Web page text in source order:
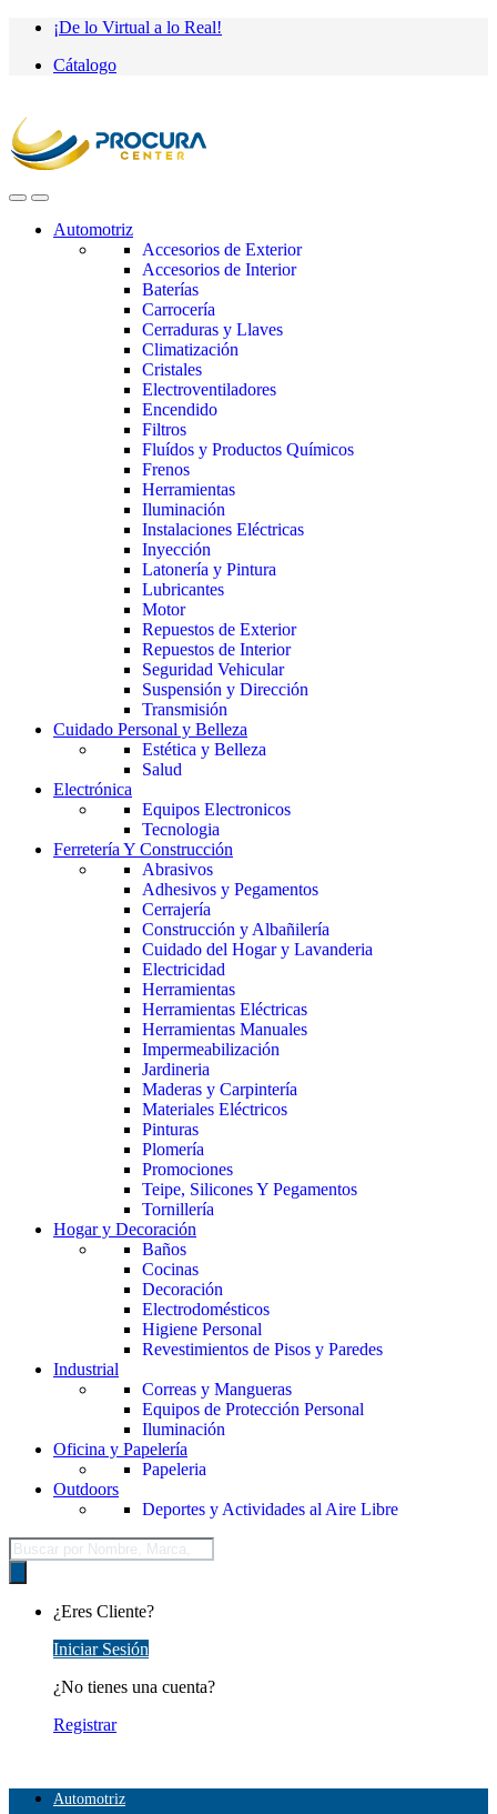
Saltar
navegación
saltar
contenido
¡De lo Virtual a lo Real!
Cátalogo
Automotriz
Accesorios de Exterior
Accesorios de Interior
Baterías
Carrocería
Cerraduras y Llaves
Climatización
Cristales
Electroventiladores
Encendido
Filtros
Fluídos y Productos Químicos
Frenos
Herramientas
Iluminación
Instalaciones Eléctricas
Inyección
Latonería y Pintura
Lubricantes
Motor
Repuestos de Exterior
Repuestos de Interior
Seguridad Vehicular
Suspensión y Dirección
Transmisión
Cuidado Personal y Belleza
Estética y Belleza
Salud
Electrónica
Equipos Electronicos
Tecnologia
Ferretería Y Construcción
Abrasivos
Adhesivos y Pegamentos
Cerrajería
Construcción y Albañilería
Cuidado del Hogar y Lavanderia
Electricidad
Herramientas
Herramientas Eléctricas
Herramientas Manuales
Impermeabilización
Jardineria
Maderas y Carpintería
Materiales Eléctricos
Pinturas
Plomería
Promociones
Teipe, Silicones Y Pegamentos
Tornillería
Hogar y Decoración
Baños
Cocinas
Decoración
Electrodomésticos
Higiene Personal
Revestimientos de Pisos y Paredes
Industrial
Correas y Mangueras
Equipos de Protección Personal
Iluminación
Oficina y Papelería
Papeleria
Outdoors
Deportes y Actividades al Aire Libre
Búsqueda
de
productos
¿Eres Cliente?
Iniciar Sesión
¿No tienes una cuenta?
Registrar
Automotriz